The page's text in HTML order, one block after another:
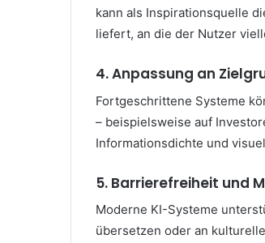
kann als Inspirationsquelle
liefert, an die der Nutzer
4. Anpassung an
Fortgeschrittene Systeme
– beispielsweise auf
Informationsdichte und
5. Barrierefreiheit und
Moderne KI-Systeme
übersetzen oder an